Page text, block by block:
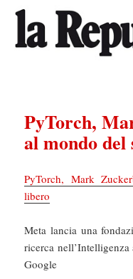
PyTorch,
al mondo
PyTorch, Mark
libero
Meta lancia una
ricerca
Google